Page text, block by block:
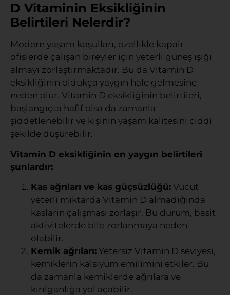
D Vitaminin Eksikliğinin
Belirtileri Nelerdir?
Modern yaşam koşulları, özellikle kapalı
ofislerde çalışan bireyler için yeterli güneş ışığı
almayı zorlaştırmaktadır. Bu da Vitamin D
eksikliğinin oldukça yaygın hale gelmesine
neden olur. Vitamin D eksikliğinin belirtileri,
başlangıçta hafif olsa da zamanla
şiddetlenebilir ve kişinin yaşam kalitesini ciddi
şekilde düşürebilir.
Vitamin D eksikliğinin en yaygın belirtileri
şunlardır:
Kas ağrıları ve kas güçsüzlüğü: Vücut
yeterli miktarda Vitamin D almadığında
kasların çalışması zorlaşır. Bu durum, basit
aktivitelerde bile zorlanmaya neden
olabilir.
Kemik ağrıları: Yetersiz Vitamin D seviyesi,
kemiklerin kalsiyum emilimini etkiler. Bu
da zamanla kemiklerde ağrılara ve
kırılganlığa yol açabilir.